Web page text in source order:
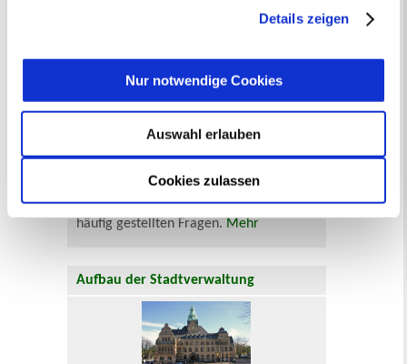
jederzeit mit Wirkung für die Zukunft angepasst oder
Details zeigen
Cookies zulassen
Auswahl erlauben
Nur notwendige Cookies
Rund ums Ordnungsamt - Fragen von
Von der Autowäsche bis zum
Zigarettenstummel: Hier finden Sie
Informationen des Ordnungsamts zu
häufig gestellten Fragen. Mehr
Aufbau der Stadtverwaltung